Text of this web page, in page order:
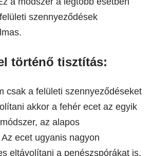
szennyeződések
történő tisztítás:
csak a felületi szennyeződéseket
akkor a fehér ecet az egyik
az alapos
ecet ugyanis nagyon
eltávolítani a penészspórákat is,